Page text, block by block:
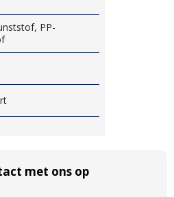
PP-
met ons op